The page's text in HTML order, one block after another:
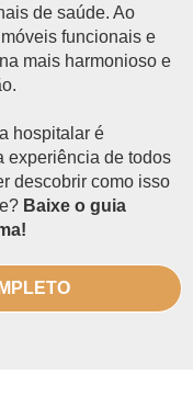
de saúde. Ao
funcionais e
mais harmonioso e
hospitalar é
experiência de todos
descobrir como isso
Baixe o guia